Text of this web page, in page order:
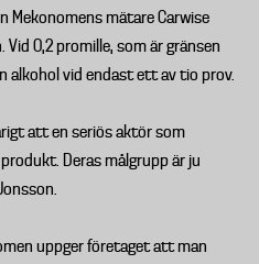
Mekonomens mätare Carwise
Vid 0,2 promille, som är gränsen
alkohol vid endast ett av tio prov.
att en seriös aktör som
Deras målgrupp är ju
uppger företaget att man